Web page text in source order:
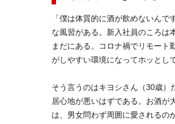
「僕は体質的に酒が飲めないん
な風習がある。新入社員のころは
まだにある。コロナ禍でリモート
がしやすい環境になってホッとし
そう言うのはキヨシさん（30歳）
居心地が悪いはずである。お酒が
は、男女問わず周囲に愛されるの